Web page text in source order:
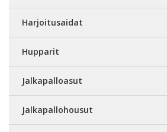
Harjoitusaidat
Hupparit
Jalkapalloasut
Jalkapallohousut